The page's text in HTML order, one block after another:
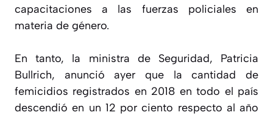
capacitaciones a las fuerzas policiales en
materia de género.
En tanto, la ministra de Seguridad, Patricia
Bullrich, anunció ayer que la cantidad de
femicidios registrados en 2018 en todo el país
descendió en un 12 por ciento respecto al año